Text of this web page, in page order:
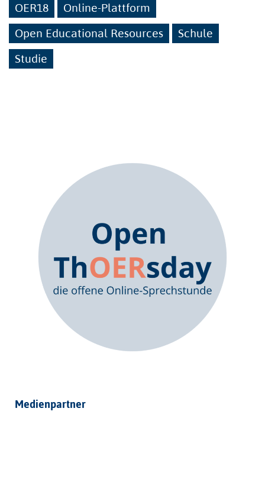
OER18
Online-Plattform
Open Educational Resources
Schule
Studie
Medienpartner